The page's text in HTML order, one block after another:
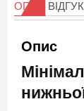
ОПИС
Опис